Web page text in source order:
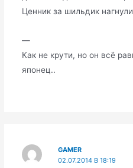
Ценник за шильдик
—
Как не крути, но он всё
японец..
GAMER
02.07.2014 В 18:19